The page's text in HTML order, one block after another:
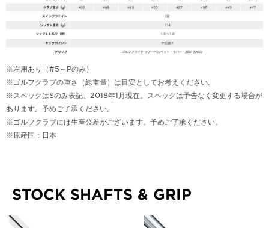
※左用あり（#5～Pのみ）
※ゴルフクラブの重さ（総重量）は目安としてお考えください。
※スペックはSのみ表記、2018年1月現在。スペックは予告なく変更する場合が
あります。予めご了承ください。
※ゴルフクラブには生産公差がございます。予めご了承ください。
※原産国：日本
STOCK SHAFTS & GRIP